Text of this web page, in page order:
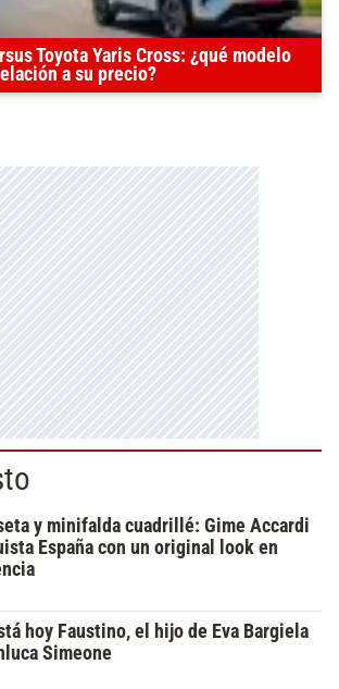
Toyota Yaris Cross: ¿qué modelo
a su precio?
y minifalda cuadrillé: Gime Accardi
España con un original look en
hoy Faustino, el hijo de Eva Bargiela
Simeone